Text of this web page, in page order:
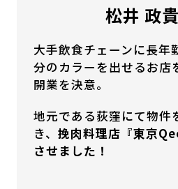
松井 政貴
大手飲食チェーンに長年
分のカラーを出せるお店
開業を決意。
地元である荻窪にて物件
き、 挽肉料理店『東京
させました！